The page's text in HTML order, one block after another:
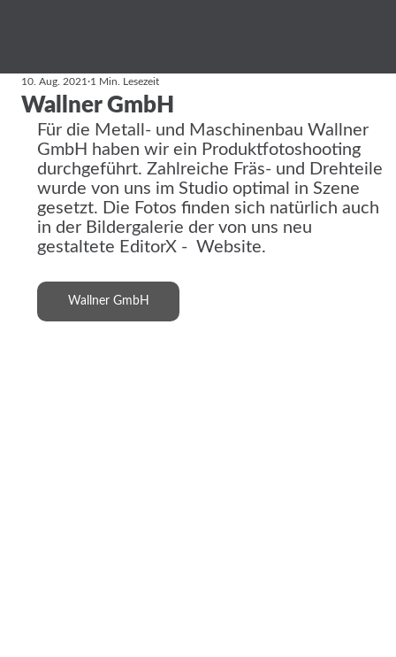
Wallner GmbH
10. Aug. 2021 1 Min. Lesezeit
Für die Metall- und Maschinenbau Wallner
GmbH haben wir ein Produktfotoshooting
durchgeführt. Zahlreiche Fräs- und Drehteile
wurde von uns im Studio optimal in Szene
gesetzt. Die Fotos finden sich natürlich auch
in der Bildergalerie der von uns neu
gestaltete EditorX -  Website.
Wallner GmbH